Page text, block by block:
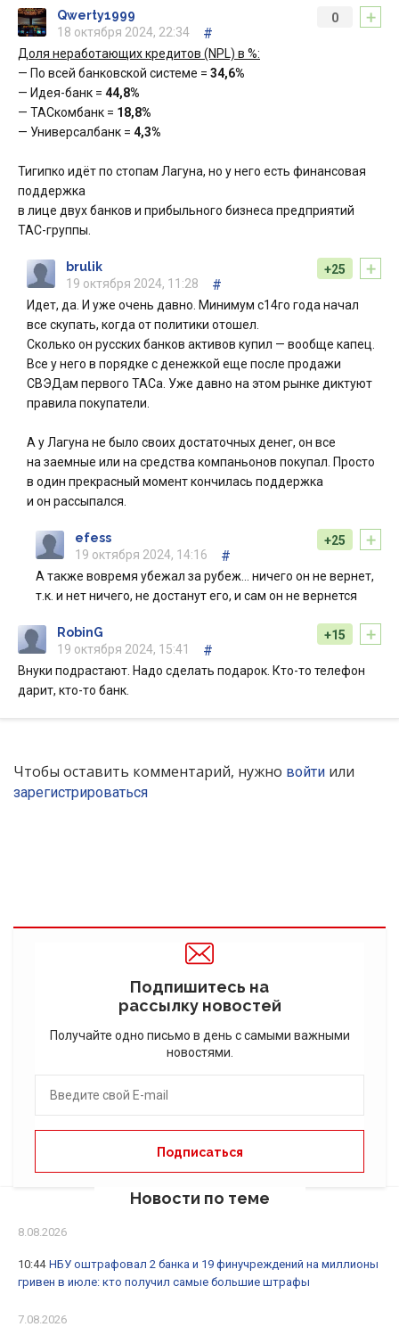
+
0
Qwerty1999
18 октября 2024, 22:34
#
Доля неработающих кредитов (NPL) в %:
— По всей банковской системе = 34,6%
— Идея-банк = 44,8%
— ТАСкомбанк = 18,8%
— Универсалбанк = 4,3%
Тигипко идёт по стопам Лагуна, но у него есть финансовая
поддержка
в лице двух банков и прибыльного бизнеса предприятий
ТАС-группы.
+
+25
brulik
19 октября 2024, 11:28
#
Идет, да. И уже очень давно. Минимум с14го года начал
все скупать, когда от политики отошел.
Сколько он русских банков активов купил — вообще капец.
Все у него в порядке с денежкой еще после продажи
СВЭДам первого ТАСа. Уже давно на этом рынке диктуют
правила покупатели.
А у Лагуна не было своих достаточных денег, он все
на заемные или на средства компаньонов покупал. Просто
в один прекрасный момент кончилась поддержка
и он рассыпался.
+
+25
efess
19 октября 2024, 14:16
#
А также вовремя убежал за рубеж… ничего он не вернет,
т.к. и нет ничего, не достанут его, и сам он не вернется
+
+15
RobinG
19 октября 2024, 15:41
#
Внуки подрастают. Надо сделать подарок. Кто-то телефон
дарит, кто-то банк.
Чтобы оставить комментарий, нужно войти или
зарегистрироваться
Подпишитесь на
рассылку новостей
Получайте одно письмо в день с самыми важными
новостями.
Новости по теме
8.08.2026
10:44 НБУ оштрафовал 2 банка и 19 финучреждений на миллионы
гривен в июле: кто получил самые большие штрафы
7.08.2026